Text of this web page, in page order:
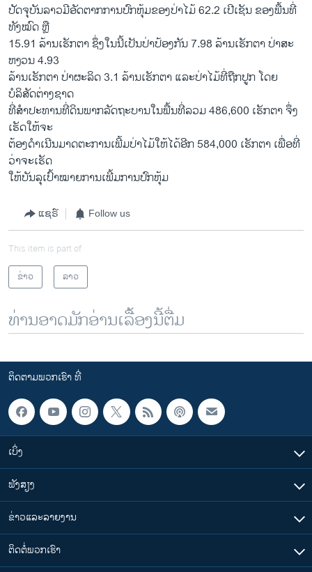
ປັດຈຸບັນລາວມີອັດຕາກການປົກຫຸ້ມຂອງປ່າໄມ້ 62.2 ເປີເຊັນ ຂອງພື້ນທີ່
ທັງໝົດ ຫຼື
15.91 ລ້ານເຮັກຕາ ຊຶ່ງໃນນີ້ເປັນປ່າປ້ອງກັນ 7.98 ລ້ານເຮັກຕາ ປ່າສະ
ຫງວນ 4.93
ລ້ານເຮັກຕາ ປ່າຜະລິດ 3.1 ລ້ານເຮັກຕາ ແລະປ່າໄມ້ທີ່ຖືກປູກ ໂດຍ
ບໍລິສັດຕ່າງຊາດ
ທີ່ສຳປະທານທີ່ດິນພາກລັດຖະບານໃນພື້ນທີ່ລວມ 486,600 ເຮັກຕາ ຈຶ່ງ
ເຮັດໃຫ້ຈະ
ຕ້ອງດຳເນີນມາດຕະການເພີ້ມປ່າໄມ້ໃຫ້ໄດ້ອີກ 584,000 ເຮັກຕາ ເພື່ອທີ່
ວ່າຈະເຮັດ
ໃຫ້ບັນລຸເປົ້າໝາຍການເພີ້ມການປົກຫຸ້ມ
ແຊຣ໌ Follow us
This item is part of
ຂ່າວ
ລາວ
ທ່ານອາດມັກອ່ານເລື້ອງນີ້ຕື່ມ
ຕິດຕາມພວກເຮົາ ທີ່
ເບິ່ງ
ຟັງສຽງ
ຂ່າວແລະລາຍງານ
ຕິດຕໍ່ພວກເຮົາ